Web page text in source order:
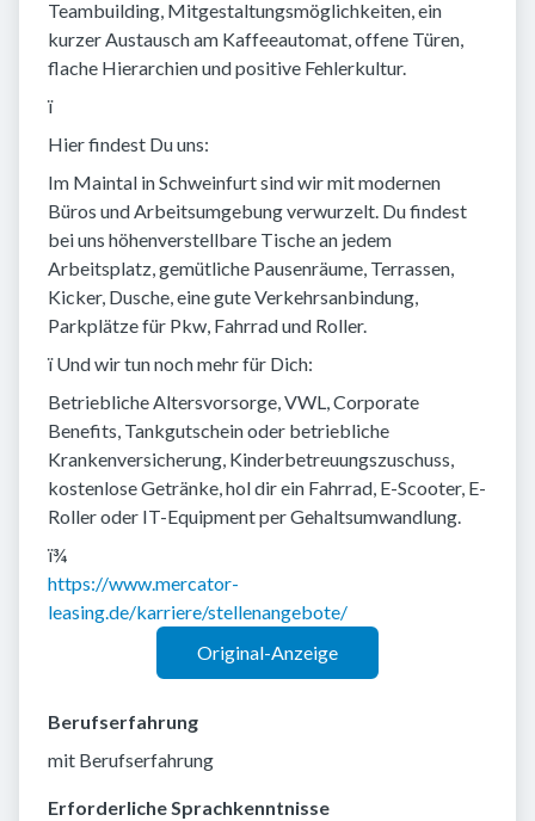
Teambuilding, Mitgestaltungsmöglichkeiten, ein
kurzer Austausch am Kaffeeautomat, offene Türen,
flache Hierarchien und positive Fehlerkultur.
ï
Hier findest Du uns:
Im Maintal in Schweinfurt sind wir mit modernen
Büros und Arbeitsumgebung verwurzelt. Du findest
bei uns höhenverstellbare Tische an jedem
Arbeitsplatz, gemütliche Pausenräume, Terrassen,
Kicker, Dusche, eine gute Verkehrsanbindung,
Parkplätze für Pkw, Fahrrad und Roller.
ï Und wir tun noch mehr für Dich:
Betriebliche Altersvorsorge, VWL, Corporate
Benefits, Tankgutschein oder betriebliche
Krankenversicherung, Kinderbetreuungszuschuss,
kostenlose Getränke, hol dir ein Fahrrad, E-Scooter, E-
Roller oder IT-Equipment per Gehaltsumwandlung.
ï¾
https://www.mercator-
leasing.de/karriere/stellenangebote/
Original-Anzeige
Berufserfahrung
mit Berufserfahrung
Erforderliche Sprachkenntnisse